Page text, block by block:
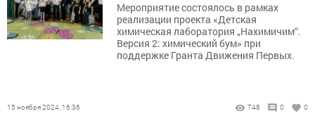
Мероприятие состоялось в рамках
реализации проекта «Детская
химическая лаборатория „Нахимичим“.
Версия 2: химический бум» при
поддержке Гранта Движения Первых.
15 ноября 2024, 16:36 748 0 0